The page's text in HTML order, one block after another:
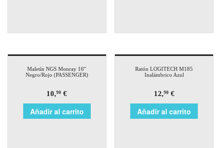
Maletín NGS Monray 16″
Negro/Rojo (PASSENGER)
10,90 €
Añadir al carrito
Ratón LOGITECH M185
Inalámbrico Azul
12,90€
Añadir al carrito